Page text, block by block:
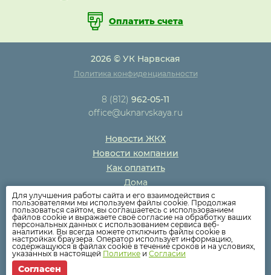
Оплатить счета
2026 © УК Нарвская
Политика конфиденциальности
8 (812) 962-05-11
office@uknarvskaya.ru
Новости ЖКХ
Новости компании
Как оплатить
Дома
Раскрытие информации
Вопросы
Для улучшения работы сайта и его взаимодействия с
пользователями мы используем файлы cookie. Продолжая
пользоваться сайтом, вы соглашаетесь с использованием
файлов cookie и выражаете своё согласие на обработку ваших
персональных данных с использованием сервиса веб-
аналитики. Вы всегда можете отключить файлы cookie в
настройках браузера. Оператор использует информацию,
содержащуюся в файлах cookie в течение сроков и на условиях,
указанных в настоящей Политике и Согласии
Согласен